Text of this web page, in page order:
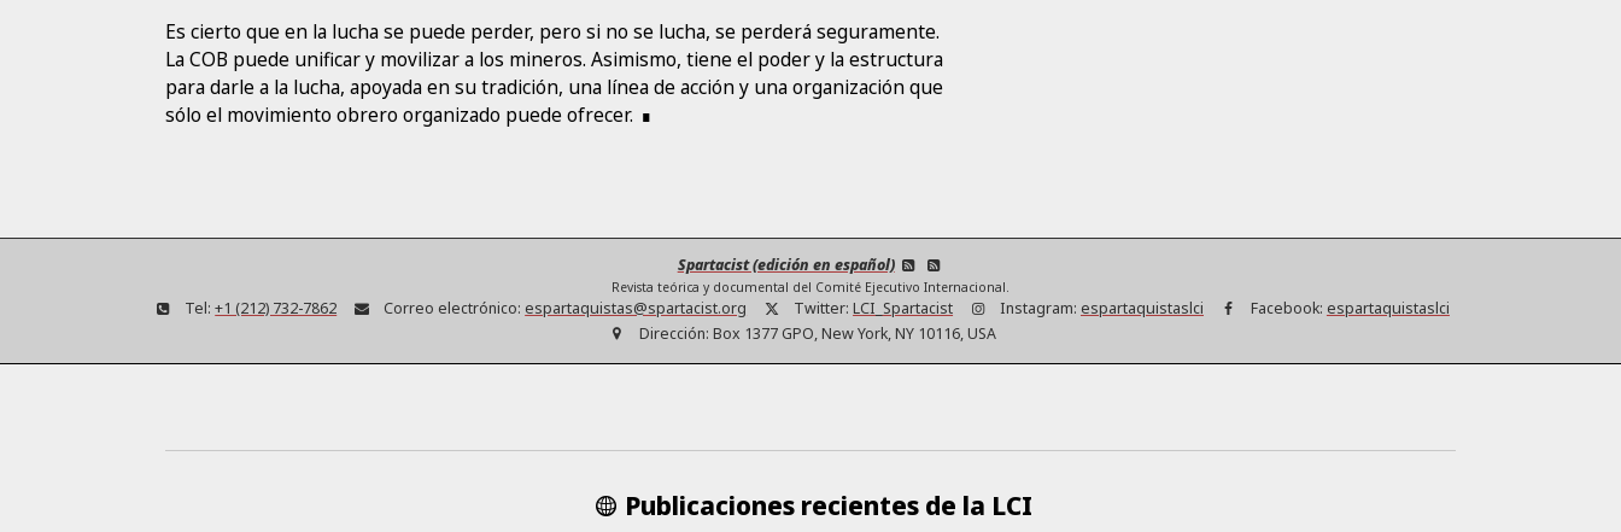
Es cierto que en la lucha se puede perder, pero si no se lucha, se perderá seguramente.
La COB puede unificar y movilizar a los mineros. Asimismo, tiene el poder y la estructura
para darle a la lucha, apoyada en su tradición, una línea de acción y una organización que
sólo el movimiento obrero organizado puede ofrecer.
Spartacist (edición en español)
Revista teórica y documental del Comité Ejecutivo Internacional.
Tel: +1 (212) 732-7862 Correo electrónico: espartaquistas@spartacist.org Twitter: LCI_Spartacist Instagram: espartaquistaslci Facebook: espartaquistaslci
Dirección: Box 1377 GPO, New York, NY 10116, USA
Publicaciones recientes de la LCI